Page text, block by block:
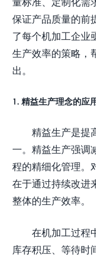
保证产品质量的前
了每个机加工企业
生产效率的策略，
出。
1. 精益生产理念的应
精益生产是提
一。精益生产强调
程的精细化管理。
在于通过持续改进
整体的生产效率。
在机加工过程
库存积压、等待时